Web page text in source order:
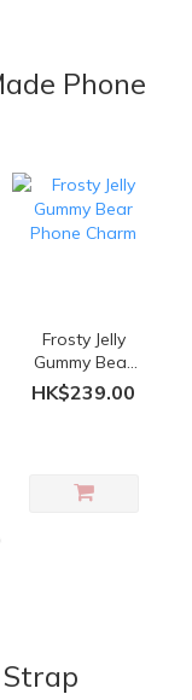
Phone
Frosty Jelly
Gummy Bear
Phone Charm
HK$239.00